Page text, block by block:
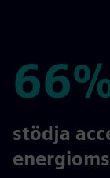
66%
stödja